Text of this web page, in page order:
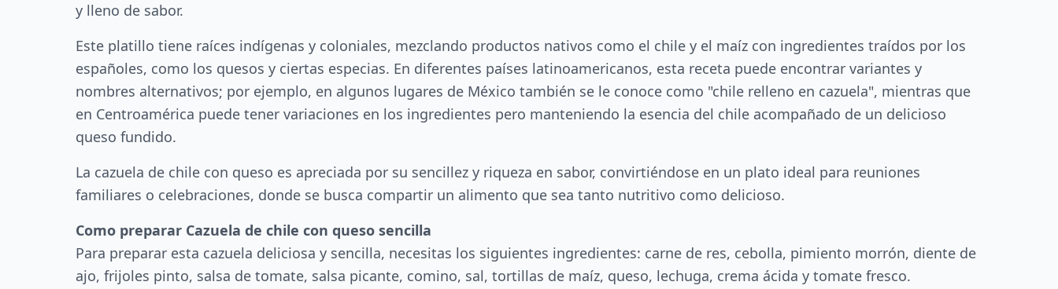
y lleno de sabor.
Este platillo tiene raíces indígenas y coloniales, mezclando productos nativos como el chile y el maíz con ingredientes traídos por los
españoles, como los quesos y ciertas especias. En diferentes países latinoamericanos, esta receta puede encontrar variantes y
nombres alternativos; por ejemplo, en algunos lugares de México también se le conoce como "chile relleno en cazuela", mientras que
en Centroamérica puede tener variaciones en los ingredientes pero manteniendo la esencia del chile acompañado de un delicioso
queso fundido.
La cazuela de chile con queso es apreciada por su sencillez y riqueza en sabor, convirtiéndose en un plato ideal para reuniones
familiares o celebraciones, donde se busca compartir un alimento que sea tanto nutritivo como delicioso.
Como preparar Cazuela de chile con queso sencilla
Para preparar esta cazuela deliciosa y sencilla, necesitas los siguientes ingredientes: carne de res, cebolla, pimiento morrón, diente de
ajo, frijoles pinto, salsa de tomate, salsa picante, comino, sal, tortillas de maíz, queso, lechuga, crema ácida y tomate fresco.